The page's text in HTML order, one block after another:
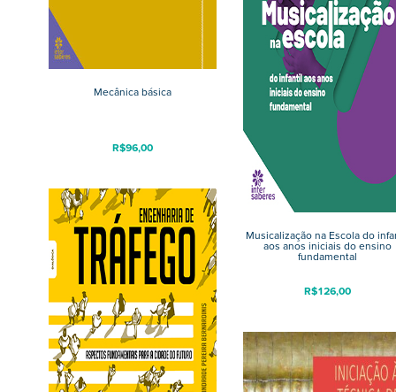
Mecânica básica
R$96,00
Musicalização na Escola do
aos anos iniciais do ensino
fundamental
R$126,00